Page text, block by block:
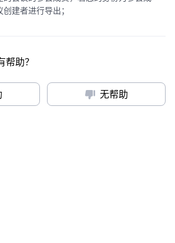
建者进行导出；
助？
无帮助